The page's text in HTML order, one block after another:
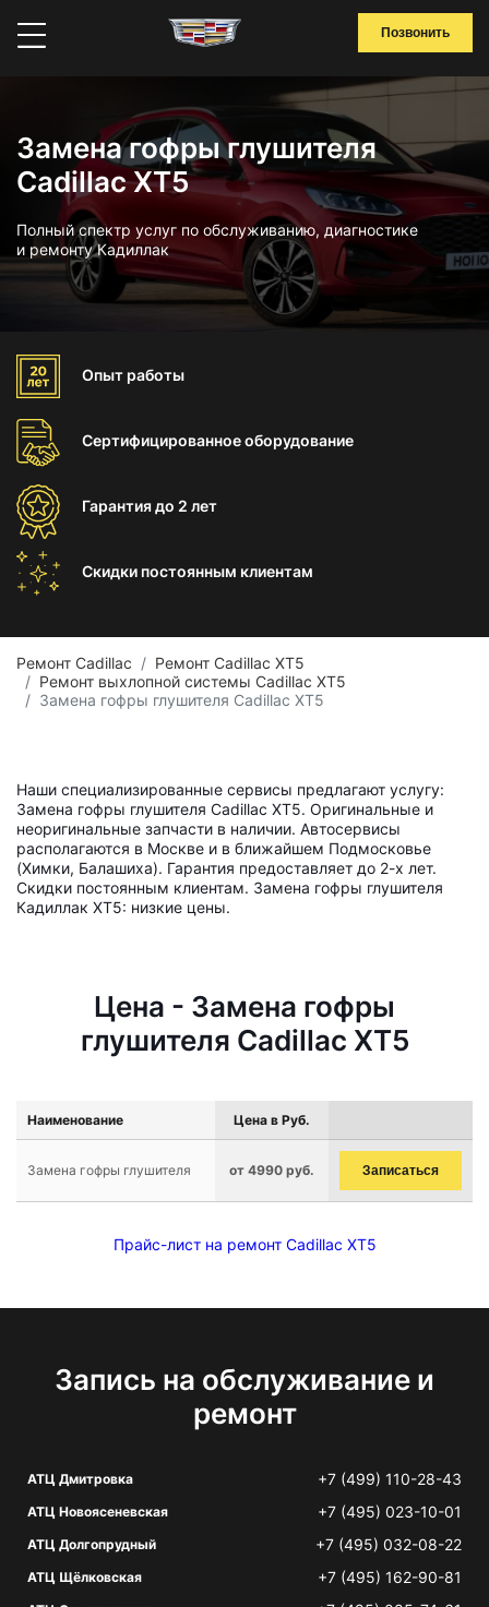
Позвонить
Замена гофры глушителя
Cadillac XT5
Полный спектр услуг по обслуживанию, диагностике
и ремонту Кадиллак
Опыт работы
Сертифицированноеоборудование
Гарантиядо 2 лет
Скидки постоянным клиентам
Ремонт Cadillac
Ремонт Cadillac XT5
Ремонт выхлопной системы Cadillac XT5
Замена гофры глушителя Cadillac XT5
Наши специализированные сервисы предлагают услугу:
Замена гофры глушителя Cadillac XT5. Оригинальные и
неоригинальные запчасти в наличии. Автосервисы
располагаются в Москве и в ближайшем Подмосковье
(Химки, Балашиха). Гарантия предоставляет до 2-х лет.
Скидки постоянным клиентам. Замена гофры глушителя
Кадиллак ХТ5: низкие цены.
Цена - Замена гофры
глушителя Cadillac XT5
Наименование Цена в Руб.
Замена гофры глушителя от 4990 руб. Записаться
Прайс-лист на ремонт Cadillac XT5
Запись на обслуживание и
ремонт
АТЦ Дмитровка +7 (499) 110-28-43
АТЦ Новоясеневская +7 (495) 023-10-01
АТЦ Долгопрудный +7 (495) 032-08-22
АТЦ Щёлковская +7 (495) 162-90-81